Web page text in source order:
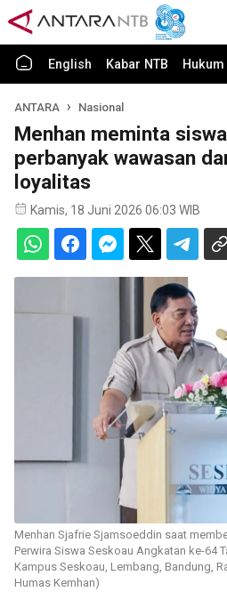
English Kabar NTB
ANTARA Nasional
Menhan meminta
perbanyak wawasan
loyalitas
Kamis, 18 Juni 2026 06:03 WIB
Menhan Sjafrie Sjamsoeddin saat
Perwira Siswa Seskoau Angkatan ke-64
Kampus Seskoau, Lembang, Bandung,
Humas Kemhan)